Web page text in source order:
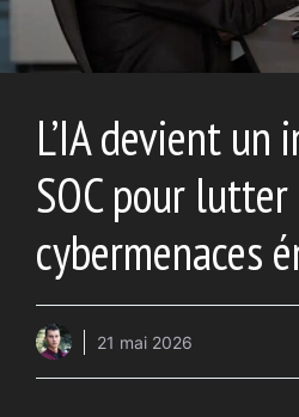
L’IA devient
SOC pour
cybermenaces
21 mai 2026